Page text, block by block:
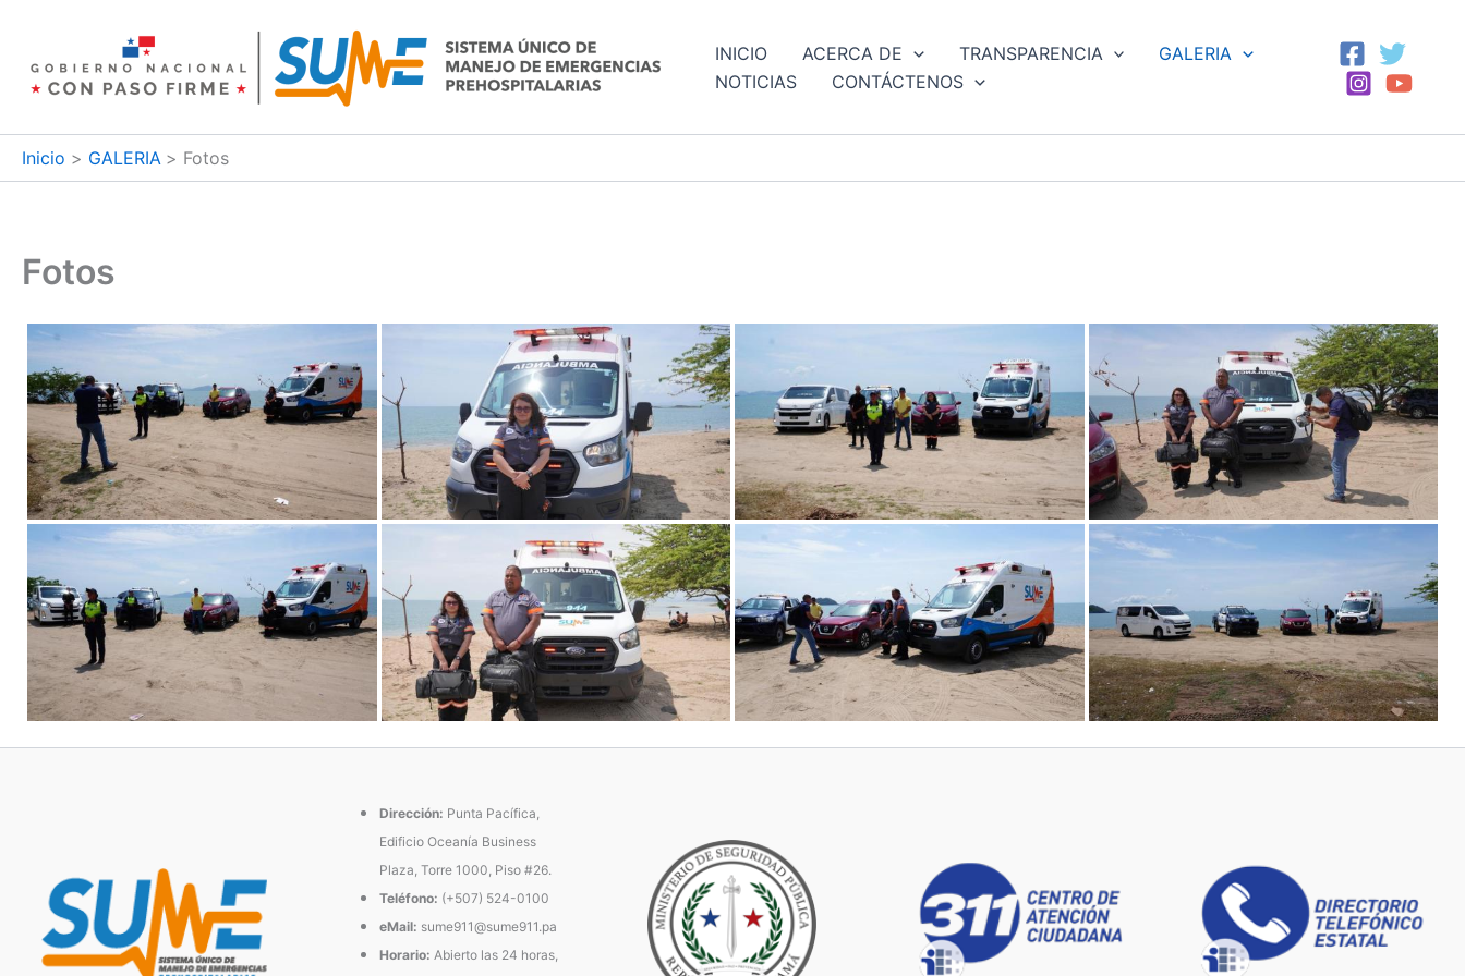
contenido
INICIO ACERCA DE TRANSPARENCIA
GALERIA
NOTICIAS
CONTÁCTENOS
Inicio GALERIA Fotos
Fotos
Dirección: Punta Pacífica,
Edificio Oceanía Business
Plaza, Torre 1000, Piso #26.
Teléfono: (+507) 524-0100
eMail: sume911@sume911.pa
Horario: Abierto las 24 horas,